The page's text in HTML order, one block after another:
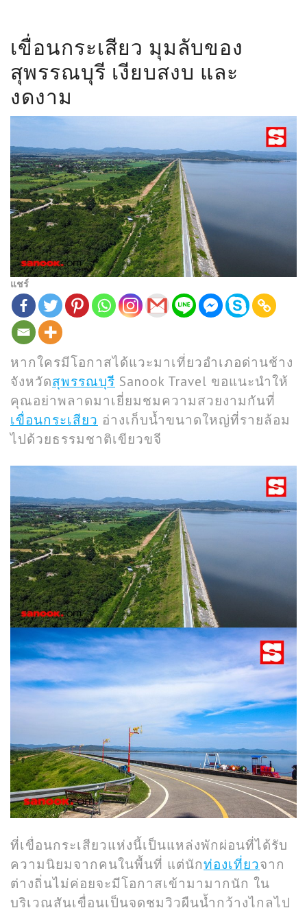
เขื่อนกระเสียว มุมลับของ
สุพรรณบุรี เงียบสงบ และ
งดงาม
แชร์
หากใครมีโอกาสได้แวะมาเที่ยวอำเภอด่านช้าง
จังหวัดสุพรรณบุรี Sanook Travel ขอแนะนำให้
คุณอย่าพลาดมาเยี่ยมชมความสวยงามกันที่
เขื่อนกระเสียว อ่างเก็บน้ำขนาดใหญ่ที่รายล้อม
ไปด้วยธรรมชาติเขียวขจี
ที่เขื่อนกระเสียวแห่งนี้เป็นแหล่งพักผ่อนที่ได้รับ
ความนิยมจากคนในพื้นที่ แต่นักท่องเที่ยวจาก
ต่างถิ่นไม่ค่อยจะมีโอกาสเข้ามามากนัก ใน
บริเวณสันเขื่อนเป็นจุดชมวิวผืนน้ำกว้างไกลไป